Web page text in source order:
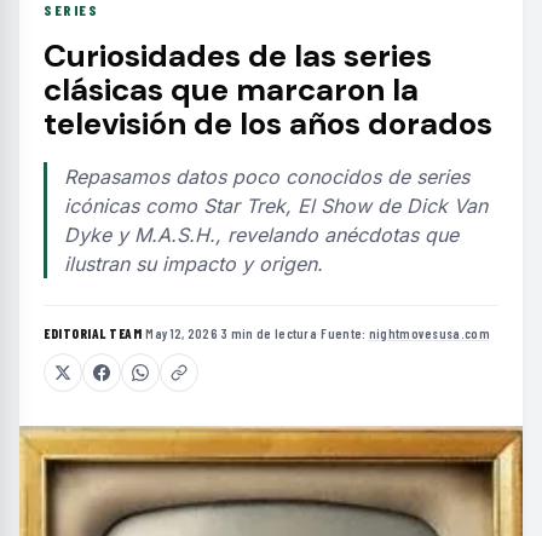
SERIES
Curiosidades de las series
clásicas que marcaron la
televisión de los años dorados
Repasamos datos poco conocidos de series
icónicas como Star Trek, El Show de Dick Van
Dyke y M.A.S.H., revelando anécdotas que
ilustran su impacto y origen.
EDITORIAL TEAM·May 12, 2026·3 min de lectura·Fuente: nightmovesusa.com